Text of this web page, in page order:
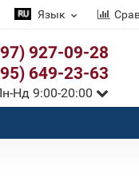
Язык
927-09-28
649-23-63
Нд 9:00-20:00